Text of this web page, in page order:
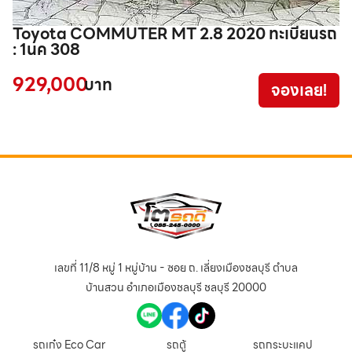
Toyota COMMUTER MT 2.8 2020 ทะเบียนรถ
: 1นค 308
929,000บาท จองเลย!
เลขที่ 11/8 หมู่ 1 หมู่บ้าน - ซอย ถ. เลี่ยงเมืองชลบุรี ตำบล
บ้านสวน อำเภอเมืองชลบุรี ชลบุรี 20000
รถเก๋ง Eco Car
รถตู้
รถกระบะแคป